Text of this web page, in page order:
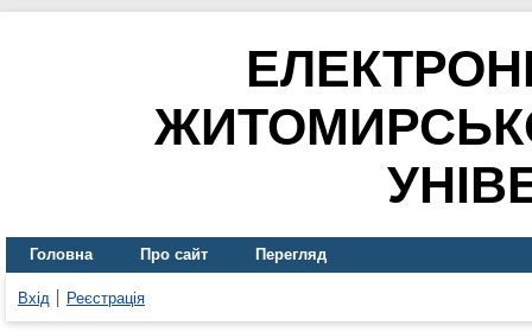
Головна Про сайт Перегляд
Вхід Реєстрація